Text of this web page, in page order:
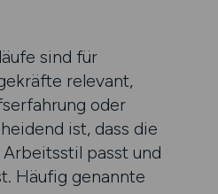
sind für
relevant,
oder
ist, dass die
passt und
Häufig genannte